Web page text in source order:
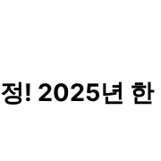
! 2025년 한